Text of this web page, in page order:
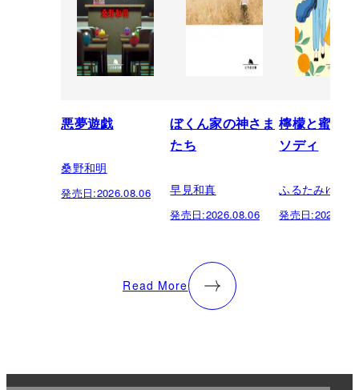
悪夢遊戯
桑野和明
発売日:2026.08.06
ぼくん家の神さま
たち
早見和真
発売日:2026.08.06
檸檬と蜜柑
ソディ
ふるたみゆき
発売日:
Read More